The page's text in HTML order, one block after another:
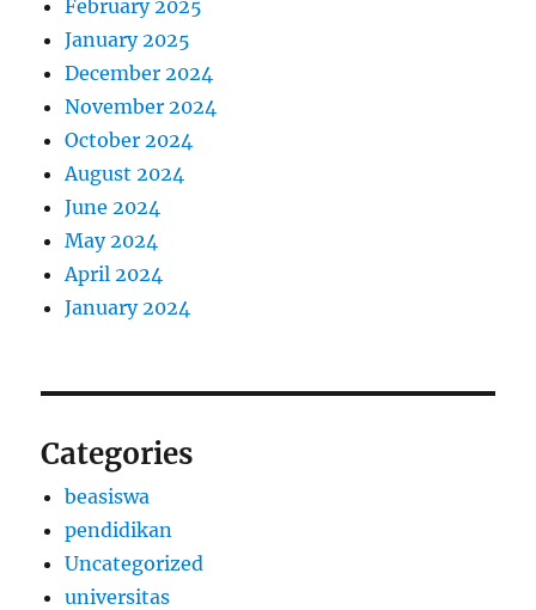
February 2025
January 2025
December 2024
November 2024
October 2024
August 2024
June 2024
May 2024
April 2024
January 2024
Categories
beasiswa
pendidikan
Uncategorized
universitas